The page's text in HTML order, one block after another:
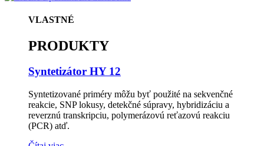
VLASTNÉ
PRODUKTY
Syntetizátor HY 12
Syntetizované priméry môžu byť použité na sekvenčné
reakcie, SNP lokusy, detekčné súpravy, hybridizáciu a
reverznú transkripciu, polymerázovú reťazovú reakciu
(PCR) atď.